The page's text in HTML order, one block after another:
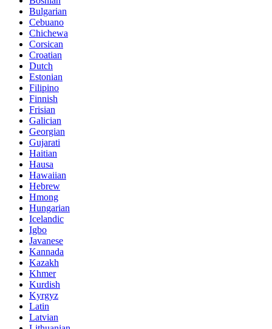
Bulgarian
Cebuano
Chichewa
Corsican
Croatian
Dutch
Estonian
Filipino
Finnish
Frisian
Galician
Georgian
Gujarati
Haitian
Hausa
Hawaiian
Hebrew
Hmong
Hungarian
Icelandic
Igbo
Javanese
Kannada
Kazakh
Khmer
Kurdish
Kyrgyz
Latin
Latvian